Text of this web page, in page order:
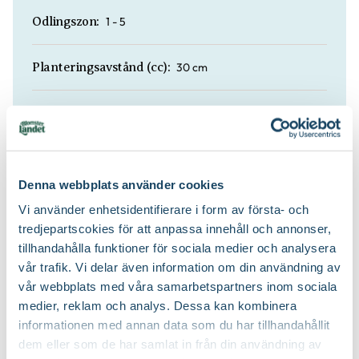
Denna webbplats använder cookies
Vi använder enhetsidentifierare i form av första- och
tredjepartscokies för att anpassa innehåll och annonser,
tillhandahålla funktioner för sociala medier och analysera
vår trafik. Vi delar även information om din användning av
vår webbplats med våra samarbetspartners inom sociala
medier, reklam och analys. Dessa kan kombinera
informationen med annan data som du har tillhandahållit
dem eller som de har samlat in från din användning av
Odlingszon: 1 - 5
Planteringsavstånd (cc): 30 cm
Jordprodukter: Planteringsjord
Beskärningssätt:
Gallra ut äldre grenar på olika höjder,
Lämpar sig för formklippning
Beskärningstid:
Juli-september (JAS-perioden), På
hösten, På vårvintern